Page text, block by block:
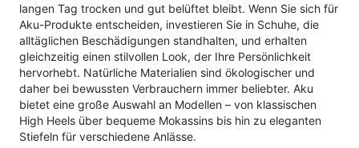
langen Tag trocken und gut belüftet bleibt. Wenn Sie sich für
Aku-Produkte entscheiden, investieren Sie in Schuhe, die
alltäglichen Beschädigungen standhalten, und erhalten
gleichzeitig einen stilvollen Look, der Ihre Persönlichkeit
hervorhebt. Natürliche Materialien sind ökologischer und
daher bei bewussten Verbrauchern immer beliebter. Aku
bietet eine große Auswahl an Modellen – von klassischen
High Heels über bequeme Mokassins bis hin zu eleganten
Stiefeln für verschiedene Anlässe.